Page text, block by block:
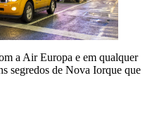
a Air Europa e em qualquer
segredos de Nova Iorque que